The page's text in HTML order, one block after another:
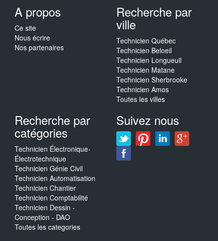
A propos
Ce site
Nous écrire
Nos partenaires
Recherche par
ville
Technicien Québec
Technicien Beloeil
Technicien Longueuil
Technicien Matane
Technicien Sherbrooke
Technicien Amos
Toutes les villes
Recherche par
catégories
Technicien Électronique-
Électrotechnique
Technicien Génie Civil
Technicien Automatisation
Technicien Chantier
Technicien Comptabilité
Technicien Dessin -
Conception - DAO
Toutes les categories
Suivez nous